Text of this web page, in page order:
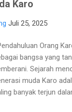
IM Satria Duta
Sementara itu,
Internasional
Laysa Latifah,
Sihite memiliki
Karo
Juli 25, 2025
Orang
bangsa yang
Sejarah
muda Karo
banyak terjun